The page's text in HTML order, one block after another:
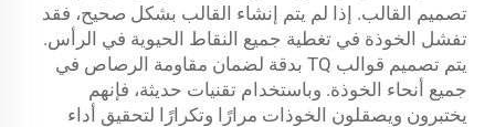
تصميم القالب. إذا لم يتم إنشاء القالب بشكل صحيح، فقد
تفشل الخوذة في تغطية جميع النقاط الحيوية في الرأس.
يتم تصميم قوالب TQ بدقة لضمان مقاومة الرصاص في
جميع أنحاء الخوذة. وباستخدام تقنيات حديثة، فإنهم
يختبرون ويصقلون الخوذات مرارًا وتكرارًا لتحقيق أداء